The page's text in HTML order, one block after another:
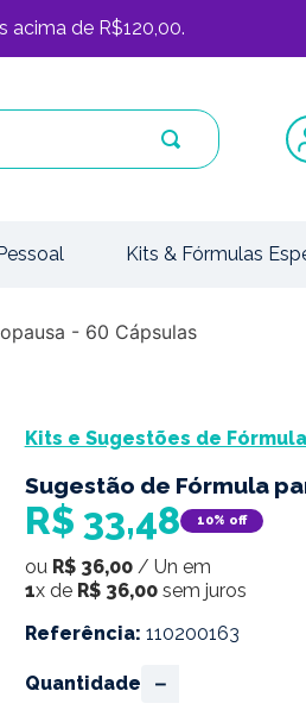
acima de R$120,00.
Kits & Fórmulas
- 60 Cápsulas
Kits e Sugestões de
Sugestão de Fórmula
R$ 33,48 10% off
ou R$ 36,00/ Un em
1x de R$ 36,00sem juros
Referência: 110200163
Quantidade －